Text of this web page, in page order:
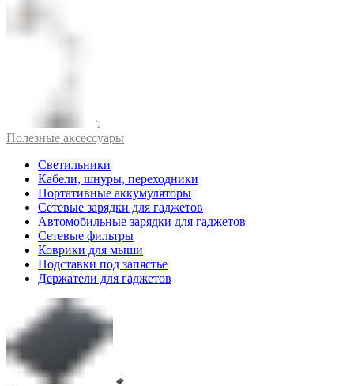
Полезные аксессуары
Светильники
Кабели, шнуры, переходники
Портативные аккумуляторы
Сетевые зарядки для гаджетов
Автомобильные зарядки для гаджетов
Сетевые фильтры
Коврики для мыши
Подставки под запястье
Держатели для гаджетов